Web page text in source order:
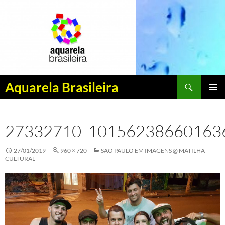
Aquarela Brasileira
Pesquisar
PULAR
CONTEÚDO
27/01/2019 960 × 720
SÃO PAULO EM IMAGENS @ MATILHA
CULTURAL